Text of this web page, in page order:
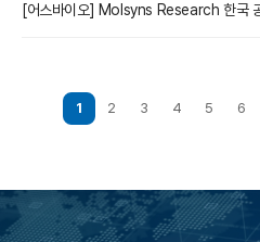
[어스바이오] Molsyns Research 한국
1 2 3 4 5 6